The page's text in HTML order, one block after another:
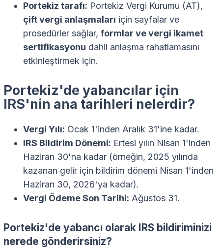
Portekiz tarafı: Portekiz Vergi Kurumu (AT),
çift vergi anlaşmaları için sayfalar ve
prosedürler sağlar, formlar ve vergi ikamet
sertifikasyonu dahil anlaşma rahatlamasını
etkinleştirmek için.
Portekiz'de yabancılar için
IRS'nin ana tarihleri nelerdir?
Vergi Yılı: Ocak 1'inden Aralık 31'ine kadar.
IRS Bildirim Dönemi: Ertesi yılın Nisan 1'inden
Haziran 30'na kadar (örneğin, 2025 yılında
kazanan gelir için bildirim dönemi Nisan 1'inden
Haziran 30, 2026'ya kadar).
Vergi Ödeme Son Tarihi: Ağustos 31.
Portekiz'de yabancı olarak IRS bildiriminizi
nerede gönderirsiniz?